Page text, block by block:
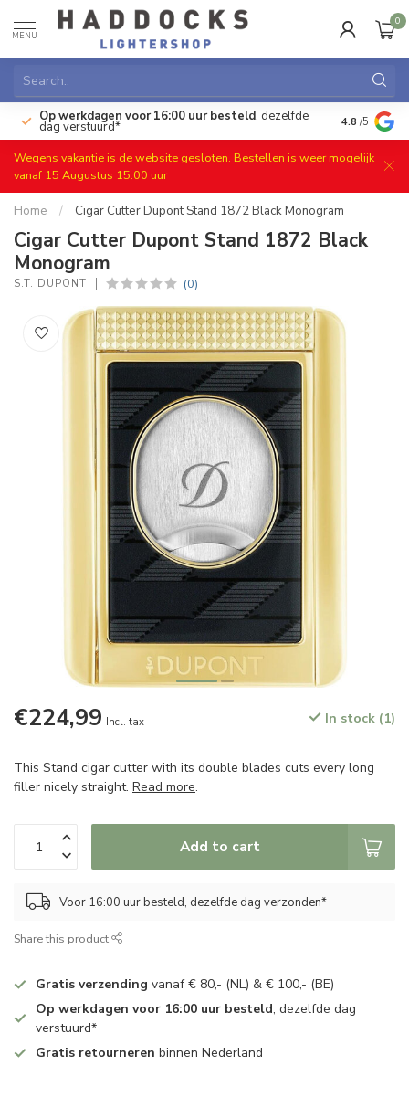
MENU
0
Op werkdagen voor 16:00 uur besteld, dezelfde
dag verstuurd* Gratis
4.8 /5
Wegens vakantie is de website gesloten. Bestellen is weer mogelijk
vanaf 15 Augustus 15.00 uur
Home / Cigar Cutter Dupont Stand 1872 Black Monogram
Cigar Cutter Dupont Stand 1872 Black
Monogram
S.T. DUPONT (0)
€224,99 Incl. tax In stock (1)
This Stand cigar cutter with its double blades cuts every long
filler nicely straight. Read more.
Add to cart
Voor 16:00 uur besteld, dezelfde dag verzonden*
Share this product
Gratis verzending vanaf € 80,- (NL) & € 100,- (BE)
Op werkdagen voor 16:00 uur besteld, dezelfde dag
verstuurd*
Gratis retourneren binnen Nederland